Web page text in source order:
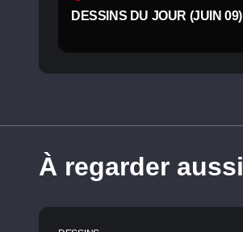
DESSINS DU JOUR (JUIN 09)
À regarder aussi